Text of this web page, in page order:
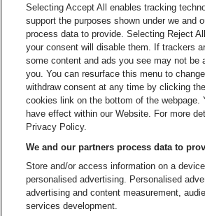
Visitez le site de
Visitez le
Visitez le
Stadsschouwburg Antwerpen
Stadsschouwburg
Be-At Venues
Schijnpoortweg 119,
BTW (BE) 0461.051.688 -
BNP Paribas Fortis - IBAN: BE93
Selecting Accept All enables tracking
support the purposes shown under we and
process data to provide. Selecting Reject
your consent will disable them. If trackers
some content and ads you see may not be
you. You can resurface this menu to
withdraw consent at any time by clicking
cookies link on the bottom of the webpage.
have effect within our Website. For more
Privacy Policy.
We and our partners process data to
Store and/or access information on a
personalised advertising. Personalised
advertising and content measurement,
services development.